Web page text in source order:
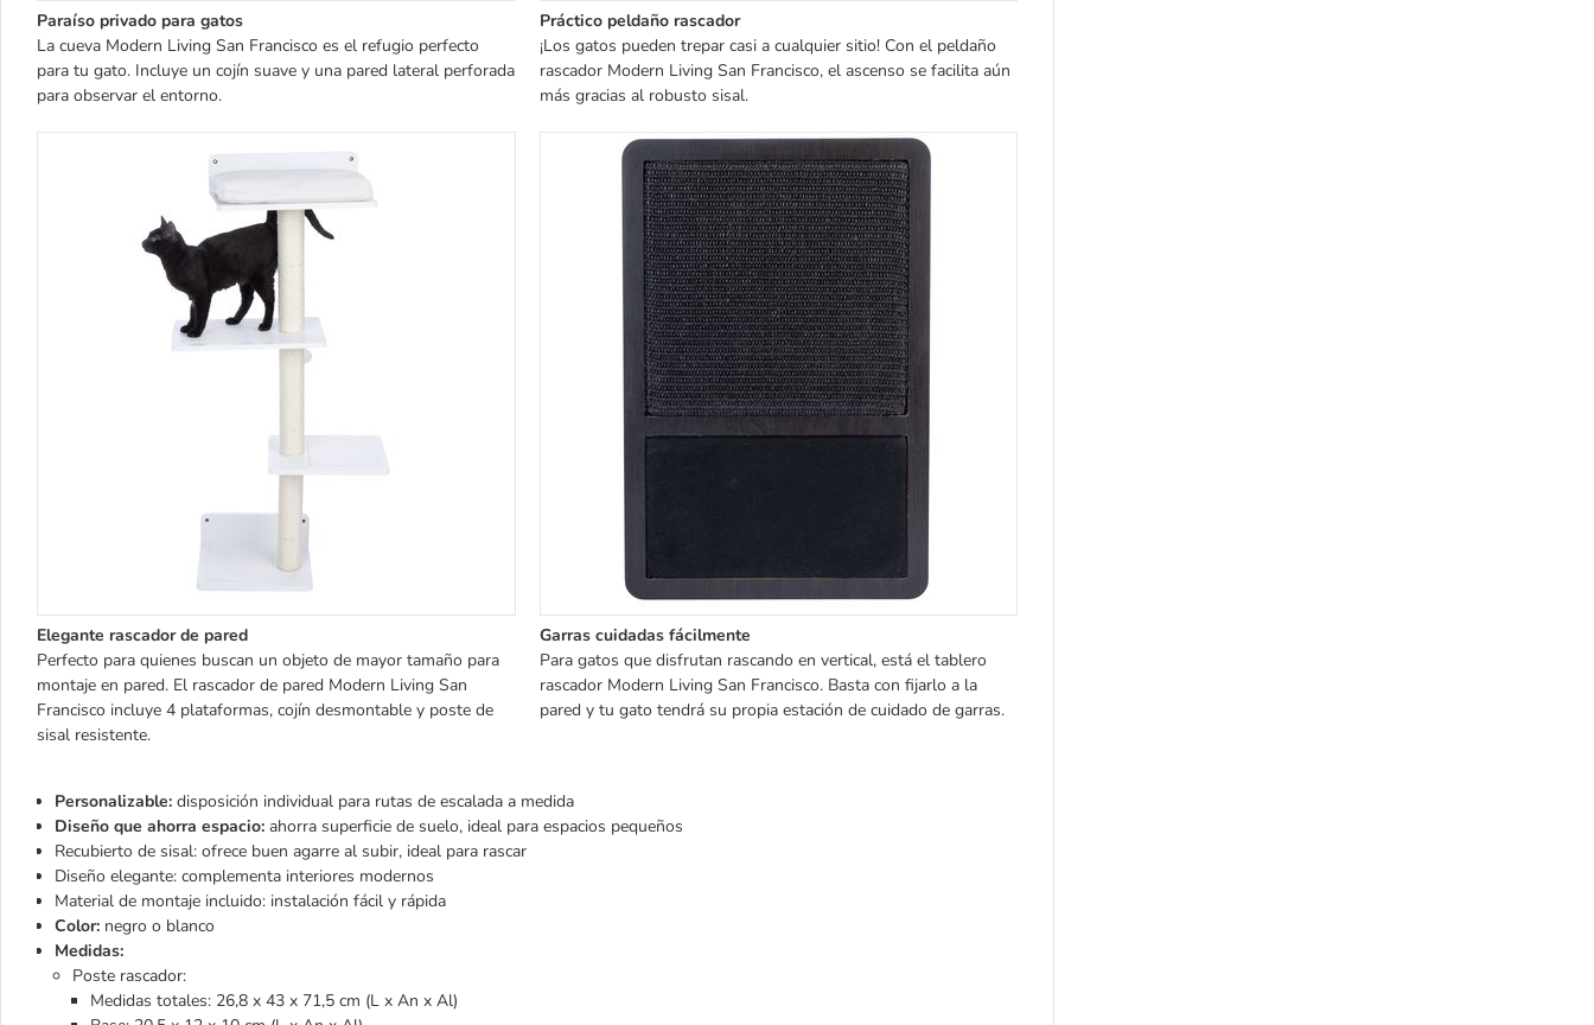
Paraíso privado para gatos
La cueva Modern Living San Francisco es el refugio perfecto
para tu gato. Incluye un cojín suave y una pared lateral perforada
para observar el entorno.
Práctico peldaño rascador
¡Los gatos pueden trepar casi a cualquier sitio! Con el peldaño
rascador Modern Living San Francisco, el ascenso se facilita aún
más gracias al robusto sisal.
Elegante rascador de pared
Perfecto para quienes buscan un objeto de mayor tamaño para
montaje en pared. El rascador de pared Modern Living San
Francisco incluye 4 plataformas, cojín desmontable y poste de
sisal resistente.
Garras cuidadas fácilmente
Para gatos que disfrutan rascando en vertical, está el tablero
rascador Modern Living San Francisco. Basta con fijarlo a la
pared y tu gato tendrá su propia estación de cuidado de garras.
Personalizable: disposición individual para rutas de escalada a medida
Diseño que ahorra espacio: ahorra superficie de suelo, ideal para espacios pequeños
Recubierto de sisal: ofrece buen agarre al subir, ideal para rascar
Diseño elegante: complementa interiores modernos
Material de montaje incluido: instalación fácil y rápida
Color: negro o blanco
Medidas:
Poste rascador:
Medidas totales: 26,8 x 43 x 71,5 cm (L x An x Al)